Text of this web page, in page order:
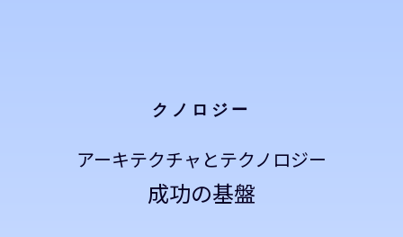
クノロジー
アーキテクチャとテクノロジー
成功の基盤